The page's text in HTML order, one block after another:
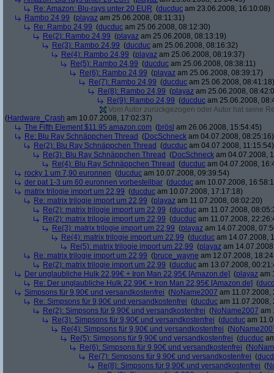
Re: Amazon: Blu-rays unter 20 EUR (ducduc am 23.06.2008, 16:10:08)
Rambo 24,99 (playaz am 25.06.2008, 08:11:31)
Re: Rambo 24,99 (ducduc am 25.06.2008, 08:12:30)
Re(2): Rambo 24,99 (playaz am 25.06.2008, 08:13:19)
Re(3): Rambo 24,99 (ducduc am 25.06.2008, 08:16:32)
Re(4): Rambo 24,99 (playaz am 25.06.2008, 08:19:37)
Re(5): Rambo 24,99 (ducduc am 25.06.2008, 08:38:11)
Re(6): Rambo 24,99 (playaz am 25.06.2008, 08:39:17)
Re(7): Rambo 24,99 (ducduc am 25.06.2008, 08:41:18)
Re(8): Rambo 24,99 (playaz am 25.06.2008,
Re(9): Rambo 24,99 (ducduc am 25.06.2008,
Vom Autor zurückgezogen oder Autor hat seine
(Hardware_Crash am 10.07.2008, 17:02:37)
The Fifth Element $11.95 amazon.com (brösl am 26.06.2008, 15:54:45)
Re: Blu Ray Schnäppchen Thread (DocSchneck am 04.07.2008, 08:25:16)
Re(2): Blu Ray Schnäppchen Thread (ducduc am 04.07.2008, 11:15:54)
Re(3): Blu Ray Schnäppchen Thread (DocSchneck am 04.07.2008,
Re(4): Blu Ray Schnäppchen Thread (ducduc am 04.07.2008,
rocky 1 um 7,90 euronnen (ducduc am 10.07.2008, 09:39:54)
der pat 1-3 um 60 euronnen vorbestellbar (ducduc am 10.07.2008,
matrix trilogie import um 22,99 (ducduc am 10.07.2008, 17:17:18)
Re: matrix trilogie import um 22,99 (playaz am 11.07.2008, 08:02:20)
Re(2): matrix trilogie import um 22,99 (ducduc am 11.07.2008,
Re(2): matrix trilogie import um 22,99 (ducduc am 11.07.2008,
Re(3): matrix trilogie import um 22,99 (playaz am 14.07.2008,
Re(4): matrix trilogie import um 22,99 (ducduc am 14.07.2008,
Re(5): matrix trilogie import um 22,99 (playaz am
Re: matrix trilogie import um 22,99 (bruce_wayne am 12.07.2008,
Re(2): matrix trilogie import um 22,99 (ducduc am 13.07.2008,
Der unglaubliche Hulk 22,99€ + Iron Man 22,95€ [Amazon.de] (playaz am
Re: Der unglaubliche Hulk 22,99€ + Iron Man 22,95€ [Amazon.de] (
Simpsons für 9,90€ und versandkostenfrei (NoName2007 am 11.07.2008,
Re: Simpsons für 9,90€ und versandkostenfrei (ducduc am 11.07.2008,
Re(2): Simpsons für 9,90€ und versandkostenfrei (NoName2007 am
Re(3): Simpsons für 9,90€ und versandkostenfrei (ducduc am
Re(4): Simpsons für 9,90€ und versandkostenfrei (
Re(5): Simpsons für 9,90€ und versandkostenfrei (ducduc
Re(6): Simpsons für 9,90€ und versandkostenfrei (
Re(7): Simpsons für 9,90€ und versandkostenfrei (
Re(8): Simpsons für 9,90€ und versandkostenfrei (